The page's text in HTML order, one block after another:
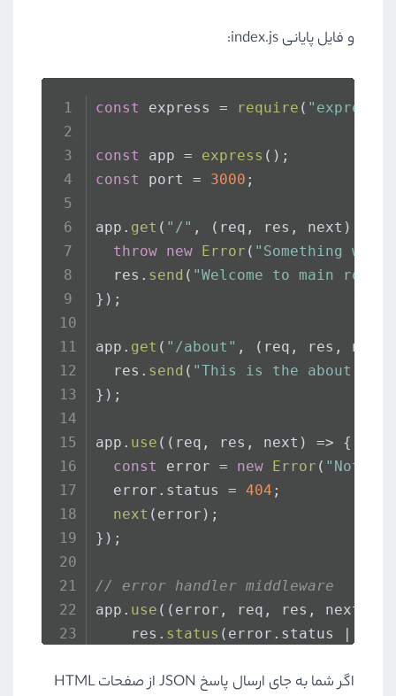
و فایل پایانی index.js:
const express = require ( "express"
const app = express ();
const
port = 3000 ;
app. get ( "/" , ( req, res, next ) =>
throw new Error ( "Something
  res.
send ( "Welcome to main
});
app. get ( "/about" , ( req, res, next
  res.
send ( "This is the about
});
app. use ( ( req, res, next ) => {
const
error = new Error ( "Not
  error.
status = 404 ;
next (error);
});
// error handler middleware
app. use ( ( error, req, res, next
    res.
status (error. status ||
status: error.status ||
اگر شما به جای ارسال پاسخ JSON از صفحات HTML